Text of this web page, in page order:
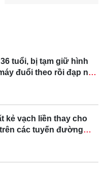
tuổi, bị tạm giữ hình
đuổi theo rồi đạp ngã
kẻ vạch liền thay cho
các tuyến đường